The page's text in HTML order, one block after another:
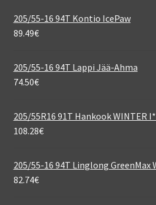
205/55-16 94T Kontio IcePaw
89.49€
205/55-16 94T Lappi Jää-Ahma
74.50€
205/55R16 91T Hankook WINTER
108.28€
205/55-16 94T Linglong GreenMax
82.74€